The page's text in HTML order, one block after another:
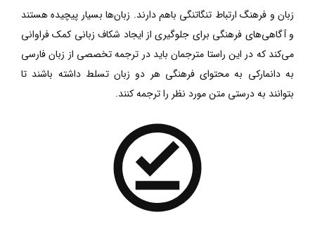
زبان و فرهنگ ارتباط تنگاتنگی باهم دارند. زبان‌ها بسیار پیچیده هستند
و آگاهی‌های فرهنگی برای جلوگیری از ایجاد شکاف زبانی کمک فراوانی
می‌کند که در این راستا مترجمان باید در ترجمه تخصصی از زبان فارسی
به دانمارکی به محتوای فرهنگی هر دو زبان تسلط داشته باشند تا
بتوانند به درستی متن مورد نظر را ترجمه کنند.